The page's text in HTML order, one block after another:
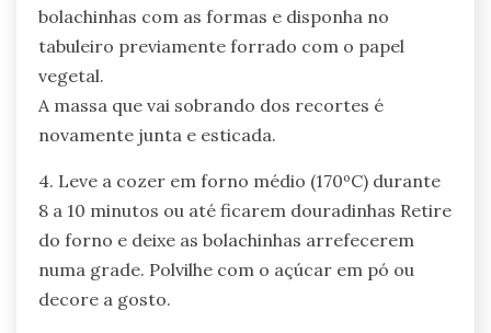
bolachinhas com as formas e disponha no
tabuleiro previamente forrado com o papel
vegetal.
A massa que vai sobrando dos recortes é
novamente junta e esticada.
4. Leve a cozer em forno médio (170ºC) durante
8 a 10 minutos ou até ficarem douradinhas Retire
do forno e deixe as bolachinhas arrefecerem
numa grade. Polvilhe com o açúcar em pó ou
decore a gosto.